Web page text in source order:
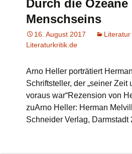
Durch die Ozeane
Menschseins
16. August 2017
Literatur
Literaturkritik.de
Arno Heller porträtiert
Schriftsteller, der „seiner Zeit
voraus war“Rezension von
zuArno Heller: Herman
Schneider Verlag, Darmstadt